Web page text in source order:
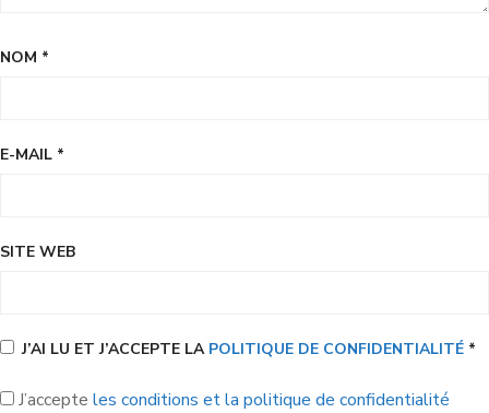
NOM *
E-MAIL *
SITE WEB
J’AI LU ET J’ACCEPTE LA POLITIQUE DE CONFIDENTIALITÉ *
J’accepte les conditions et la politique de confidentialité